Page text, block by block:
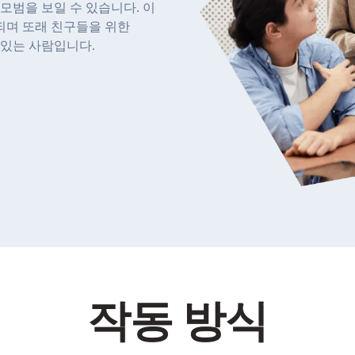
범을 보일 수 있습니다. 이
며 또래 친구들을 위한
는 사람입니다.
작동 방식